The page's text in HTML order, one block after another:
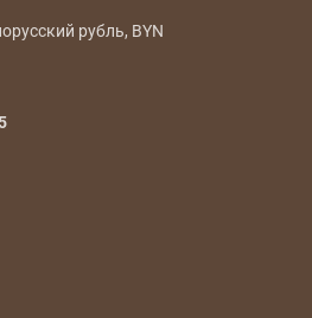
рубль, BYN